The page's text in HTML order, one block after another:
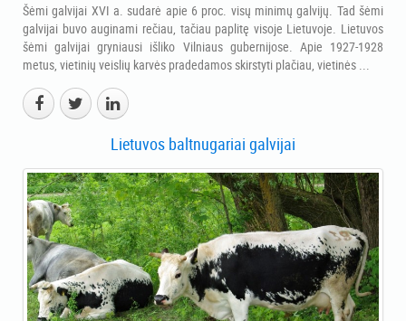
Šėmi galvijai XVI a. sudarė apie 6 proc. visų minimų galvijų. Tad šėmi
galvijai buvo auginami rečiau, tačiau paplitę visoje Lietuvoje. Lietuvos
šėmi galvijai gryniausi išliko Vilniaus gubernijose. Apie 1927-1928
metus, vietinių veislių karvės pradedamos skirstyti plačiau, vietinės ...
Lietuvos baltnugariai galvijai